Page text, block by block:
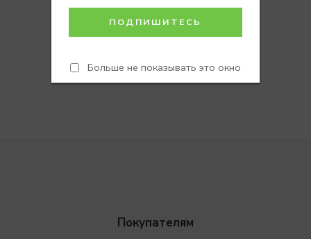
Больше не показывать это окно
Покупателям